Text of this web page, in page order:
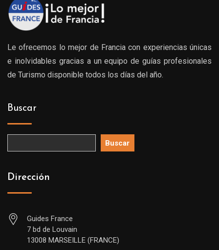
Le ofrecemos lo mejor de Francia con experiencias únicas
e inolvidables gracias a un equipo de guías profesionales
de Turismo disponible todos los días del año.
Buscar
Buscar
Dirección
Guides France
7 bd de Louvain
13008 MARSEILLE (FRANCE)